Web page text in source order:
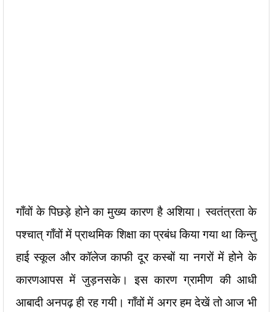
गाँवों के पिछड़े होने का मुख्य कारण है अशिया। स्वतंत्रता के
पश्चात् गाँवों में प्राथमिक शिक्षा का प्रबंध किया गया था किन्तु
हाई स्कूल और कॉलेज काफी दूर कस्बों या नगरों में होने के
कारणआपस में जुड़नसके। इस कारण ग्रामीण की आधी
आबादी अनपढ़ ही रह गयी। गाँवों में अगर हम देखें तो आज भी